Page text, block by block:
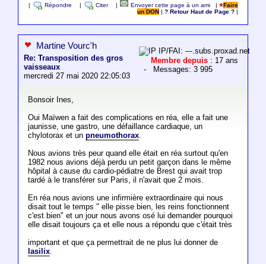
Répondre Citer Envoyer cette page à un ami |
Faire
un DON
|? Retour Haut de Page ?
Martine Vourc'h
Re: Transposition des gros
vaisseaux
mercredi 27 mai 2020 22:05:03
IP/FAI: ---.subs.proxad.net
Membre depuis : 17 ans
- Messages: 3 995
Bonsoir Ines,
Oui Maïwen a fait des complications en réa, elle a fait une
jaunisse, une gastro, une défaillance cardiaque, un
chylotorax et un pneumothorax.
Nous avions très peur quand elle était en réa surtout qu'en
1982 nous avions déjà perdu un petit garçon dans le même
hôpital à cause du cardio-pédiatre de Brest qui avait trop
tardé à le transférer sur Paris, il n'avait que 2 mois.
En réa nous avions une infirmière extraordinaire qui nous
disait tout le temps " elle pisse bien, les reins fonctionnent
c'est bien" et un jour nous avons osé lui demander pourquoi
elle disait toujours ça et elle nous a répondu que c'était très
important et que ça permettrait de ne plus lui donner de
lasilix.